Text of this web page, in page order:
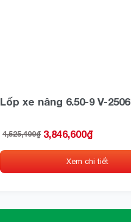
Lốp xe nâng 6.50-9 V-2506
4,525,400₫
Giá
là:
3,846,600₫
Giá
tại
3,846,600₫.
Xem chi tiết